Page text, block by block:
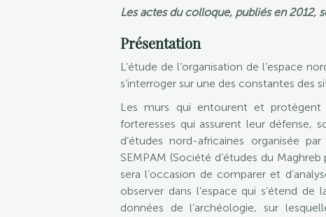
Les actes du colloque, publiés en 2012,
Présentation
L’étude de l’organisation de l’espace
s’interroger sur une des constantes des
Les murs qui entourent et
forteresses qui assurent leur défense,
d’études nord-africaines organisée
SEMPAM (Société d’études du
sera l’occasion de comparer et
observer dans l’espace qui s’étend de
données de l’archéologie, sur